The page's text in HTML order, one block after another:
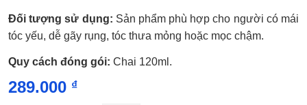
Đối tượng sử dụng: Sản phẩm phù hợp cho người có mái
tóc yếu, dễ gãy rụng, tóc thưa mỏng hoặc mọc chậm.
Quy cách đóng gói: Chai 120ml.
289.000 ₫